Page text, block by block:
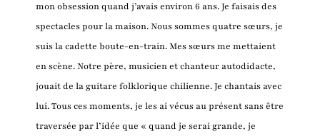
mon obsession quand j’avais environ 6 ans. Je faisais des
spectacles pour la maison. Nous sommes quatre sœurs, je
suis la cadette boute-en-train. Mes sœurs me mettaient
en scène. Notre père, musicien et chanteur autodidacte,
jouait de la guitare folklorique chilienne. Je chantais avec
lui. Tous ces moments, je les ai vécus au présent sans être
traversée par l’idée que « quand je serai grande, je